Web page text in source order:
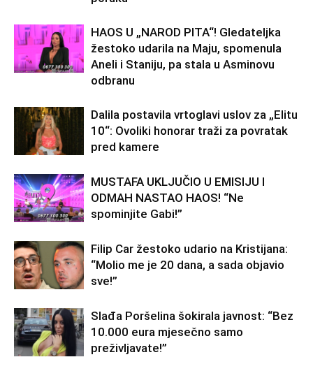
HAOS U „NAROD PITA“! Gledateljka
žestoko udarila na Maju, spomenula
Aneli i Staniju, pa stala u Asminovu
odbranu
Dalila postavila vrtoglavi uslov za „Elitu
10“: Ovoliki honorar traži za povratak
pred kamere
MUSTAFA UKLJUČIO U EMISIJU I
ODMAH NASTAO HAOS! “Ne
spominjite Gabi!”
Filip Car žestoko udario na Kristijana:
“Molio me je 20 dana, a sada objavio
sve!”
Slađa Poršelina šokirala javnost: “Bez
10.000 eura mjesečno samo
preživljavate!”